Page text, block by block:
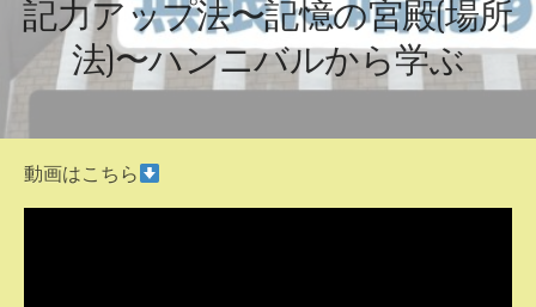
記力アップ法〜記憶の宮殿(場所
法)〜ハンニバルから学ぶ
動画はこちら